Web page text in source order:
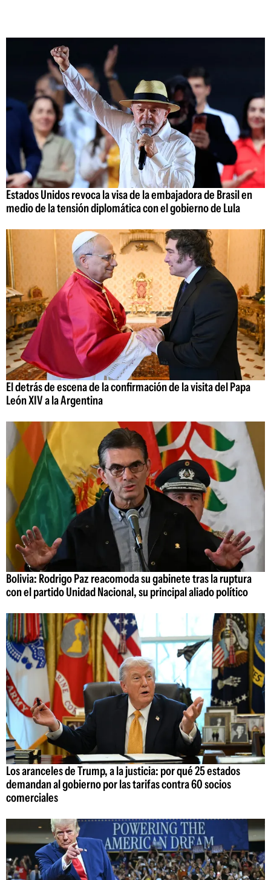
Estados Unidos revoca la visa de la embajadora de Brasil en
medio de la tensión diplomática con el gobierno de Lula
El detrás de escena de la confirmación de la visita del Papa
León XIV a la Argentina
Bolivia: Rodrigo Paz reacomoda su gabinete tras la ruptura
con el partido Unidad Nacional, su principal aliado político
Los aranceles de Trump, a la justicia: por qué 25 estados
demandan al gobierno por las tarifas contra 60 socios
comerciales